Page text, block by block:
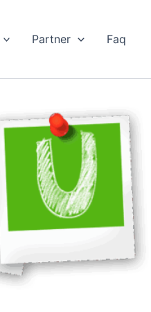
Partner Faq